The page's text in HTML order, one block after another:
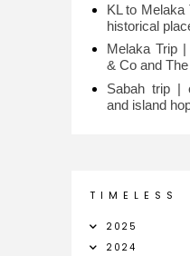
KL to Melaka
historical
Melaka Trip
& Co and
Sabah trip |
and island
T I M E L E S S
2025
2024